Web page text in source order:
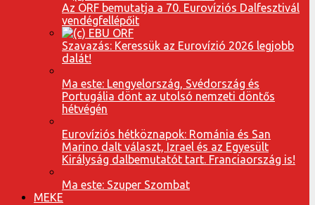
Az ORF bemutatja a 70. Eurovíziós Dalfesztivál
vendégfellépőit
Szavazás: Keressük az Eurovízió 2026 legjobb
dalát!
Ma este: Lengyelország, Svédország és
Portugália dönt az utolsó nemzeti döntős
hétvégén
Eurovíziós hétköznapok: Románia és San
Marino dalt választ, Izrael és az Egyesült
Királyság dalbemutatót tart. Franciaország is!
Ma este: Szuper Szombat
MEKE